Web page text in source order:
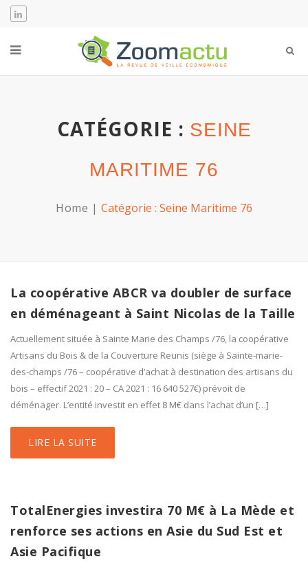
CATÉGORIE : SEINE
MARITIME 76
Home Catégorie : Seine Maritime 76
La coopérative ABCR va doubler de surface
en déménageant à Saint Nicolas de la Taille
Actuellement située à Sainte Marie des Champs /76, la coopérative
Artisans du Bois & de la Couverture Reunis (siège à Sainte-marie-
des-champs /76 – coopérative d’achat à destination des artisans du
bois – effectif 2021 : 20 – CA 2021 : 16 640 527€) prévoit de
déménager. L’entité investit en effet 8 M€ dans l’achat d’un […]
LIRE LA SUITE
TotalEnergies investira 70 M€ à La Mède et
renforce ses actions en Asie du Sud Est et
Asie Pacifique